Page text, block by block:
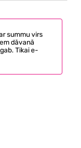
summu virs
dāvanā
Tikai e-